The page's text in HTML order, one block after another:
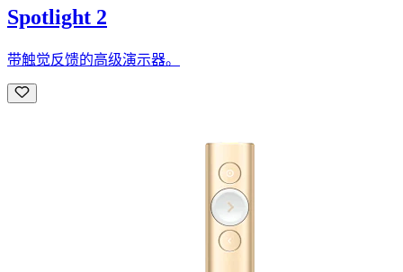
Spotlight 2
带触觉反馈的高级演示器。